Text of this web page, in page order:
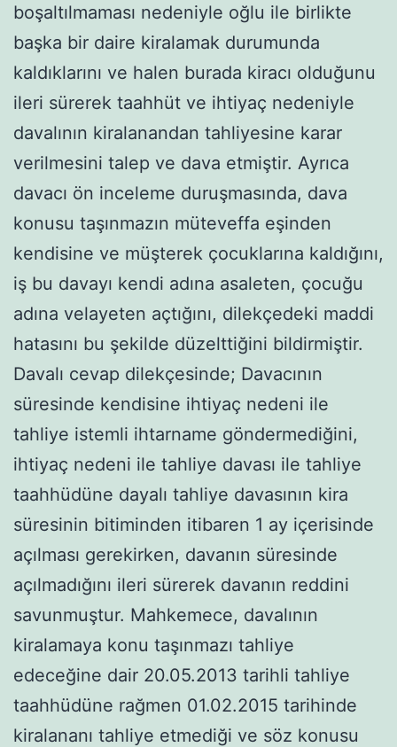
boşaltılmaması nedeniyle oğlu ile birlikte
başka bir daire kiralamak durumunda
kaldıklarını ve halen burada kiracı olduğunu
ileri sürerek taahhüt ve ihtiyaç nedeniyle
davalının kiralanandan tahliyesine karar
verilmesini talep ve dava etmiştir. Ayrıca
davacı ön inceleme duruşmasında, dava
konusu taşınmazın müteveffa eşinden
kendisine ve müşterek çocuklarına kaldığını,
iş bu davayı kendi adına asaleten, çocuğu
adına velayeten açtığını, dilekçedeki maddi
hatasını bu şekilde düzelttiğini bildirmiştir.
Davalı cevap dilekçesinde; Davacının
süresinde kendisine ihtiyaç nedeni ile
tahliye istemli ihtarname göndermediğini,
ihtiyaç nedeni ile tahliye davası ile tahliye
taahhüdüne dayalı tahliye davasının kira
süresinin bitiminden itibaren 1 ay içerisinde
açılması gerekirken, davanın süresinde
açılmadığını ileri sürerek davanın reddini
savunmuştur. Mahkemece, davalının
kiralamaya konu taşınmazı tahliye
edeceğine dair 20.05.2013 tarihli tahliye
taahhüdüne rağmen 01.02.2015 tarihinde
kiralananı tahliye etmediği ve söz konusu